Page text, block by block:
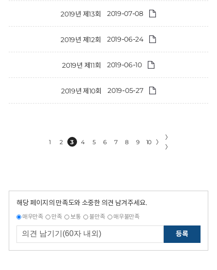
2019년 제13회 2019-07-08
2019년 제12회 2019-06-24
2019년 제11회 2019-06-10
2019년 제10회 2019-05-27
1 2 3 4 5 6 7 8 9 10 〉
〉
〉
해당 페이지의 만족도와 소중한 의견 남겨주세요.
매우만족 만족 보통 불만족 매우불만족
등록